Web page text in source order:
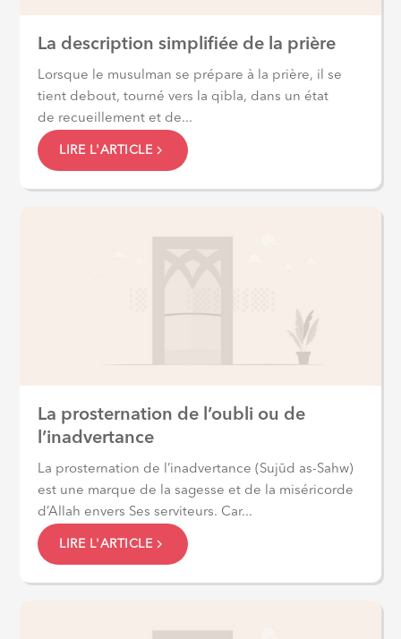
La description simplifiée de la prière
Lorsque le musulman se prépare à la prière, il se
tient debout, tourné vers la qibla, dans un état
de recueillement et de...
LIRE L'ARTICLE
La prosternation de l’oubli ou de
l’inadvertance
La prosternation de l’inadvertance (Sujūd as-Sahw)
est une marque de la sagesse et de la miséricorde
d’Allah envers Ses serviteurs. Car...
LIRE L'ARTICLE